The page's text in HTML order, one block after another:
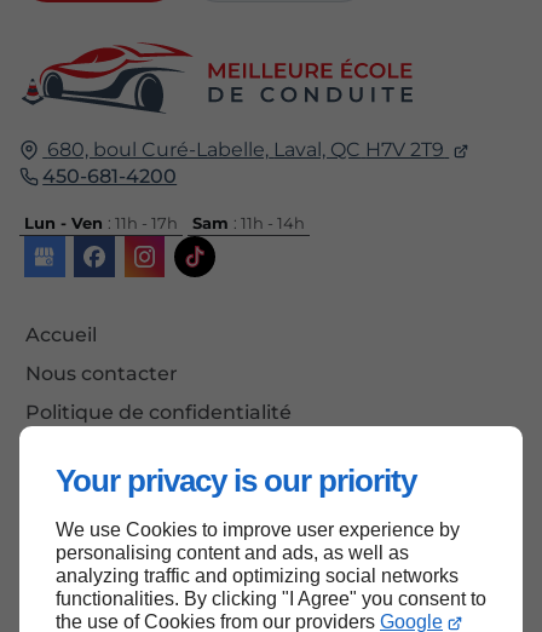
Your privacy is our priority
We use Cookies to improve user experience by
personalising content and ads, as well as
analyzing traffic and optimizing social networks
functionalities. By clicking "I Agree" you consent to
the use of Cookies from our providers Google
680, boul Curé-Labelle, Laval, QC H7V 2T9
450-681-4200
Lun - Ven : 11h - 17h Sam : 11h - 14h
Accueil
Nous contacter
Politique de confidentialité
Haut de page